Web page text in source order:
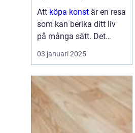
Att köpa konst är en resa
som kan berika ditt liv
på många sätt. Det
handlar om mer än att
bara hänga en tavla på
källa till inspirati...
03 januari 2025